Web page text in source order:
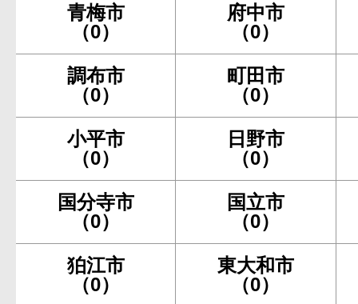
青梅市
（0）
府中市
（0）
調布市
（0）
町田市
（0）
小平市
（0）
日野市
（0）
国分寺市
（0）
国立市
（0）
狛江市
（0）
東大和市
（0）